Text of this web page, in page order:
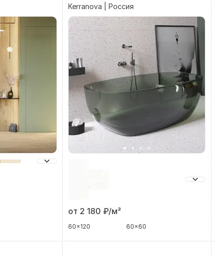
Kerranova | Россия
от 2 180 ₽/м²
60x120 60x60